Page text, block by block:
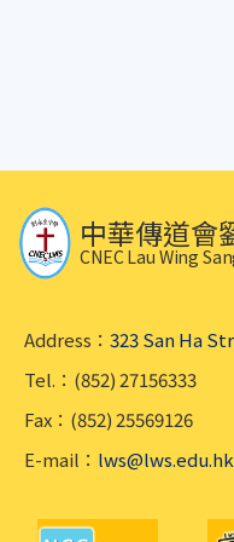
中華傳道會
CNEC Lau Wing
Address： 323 San Ha
Tel.：(852) 27156333
Fax：(852) 25569126
E-mail： lws@lws.edu.hk